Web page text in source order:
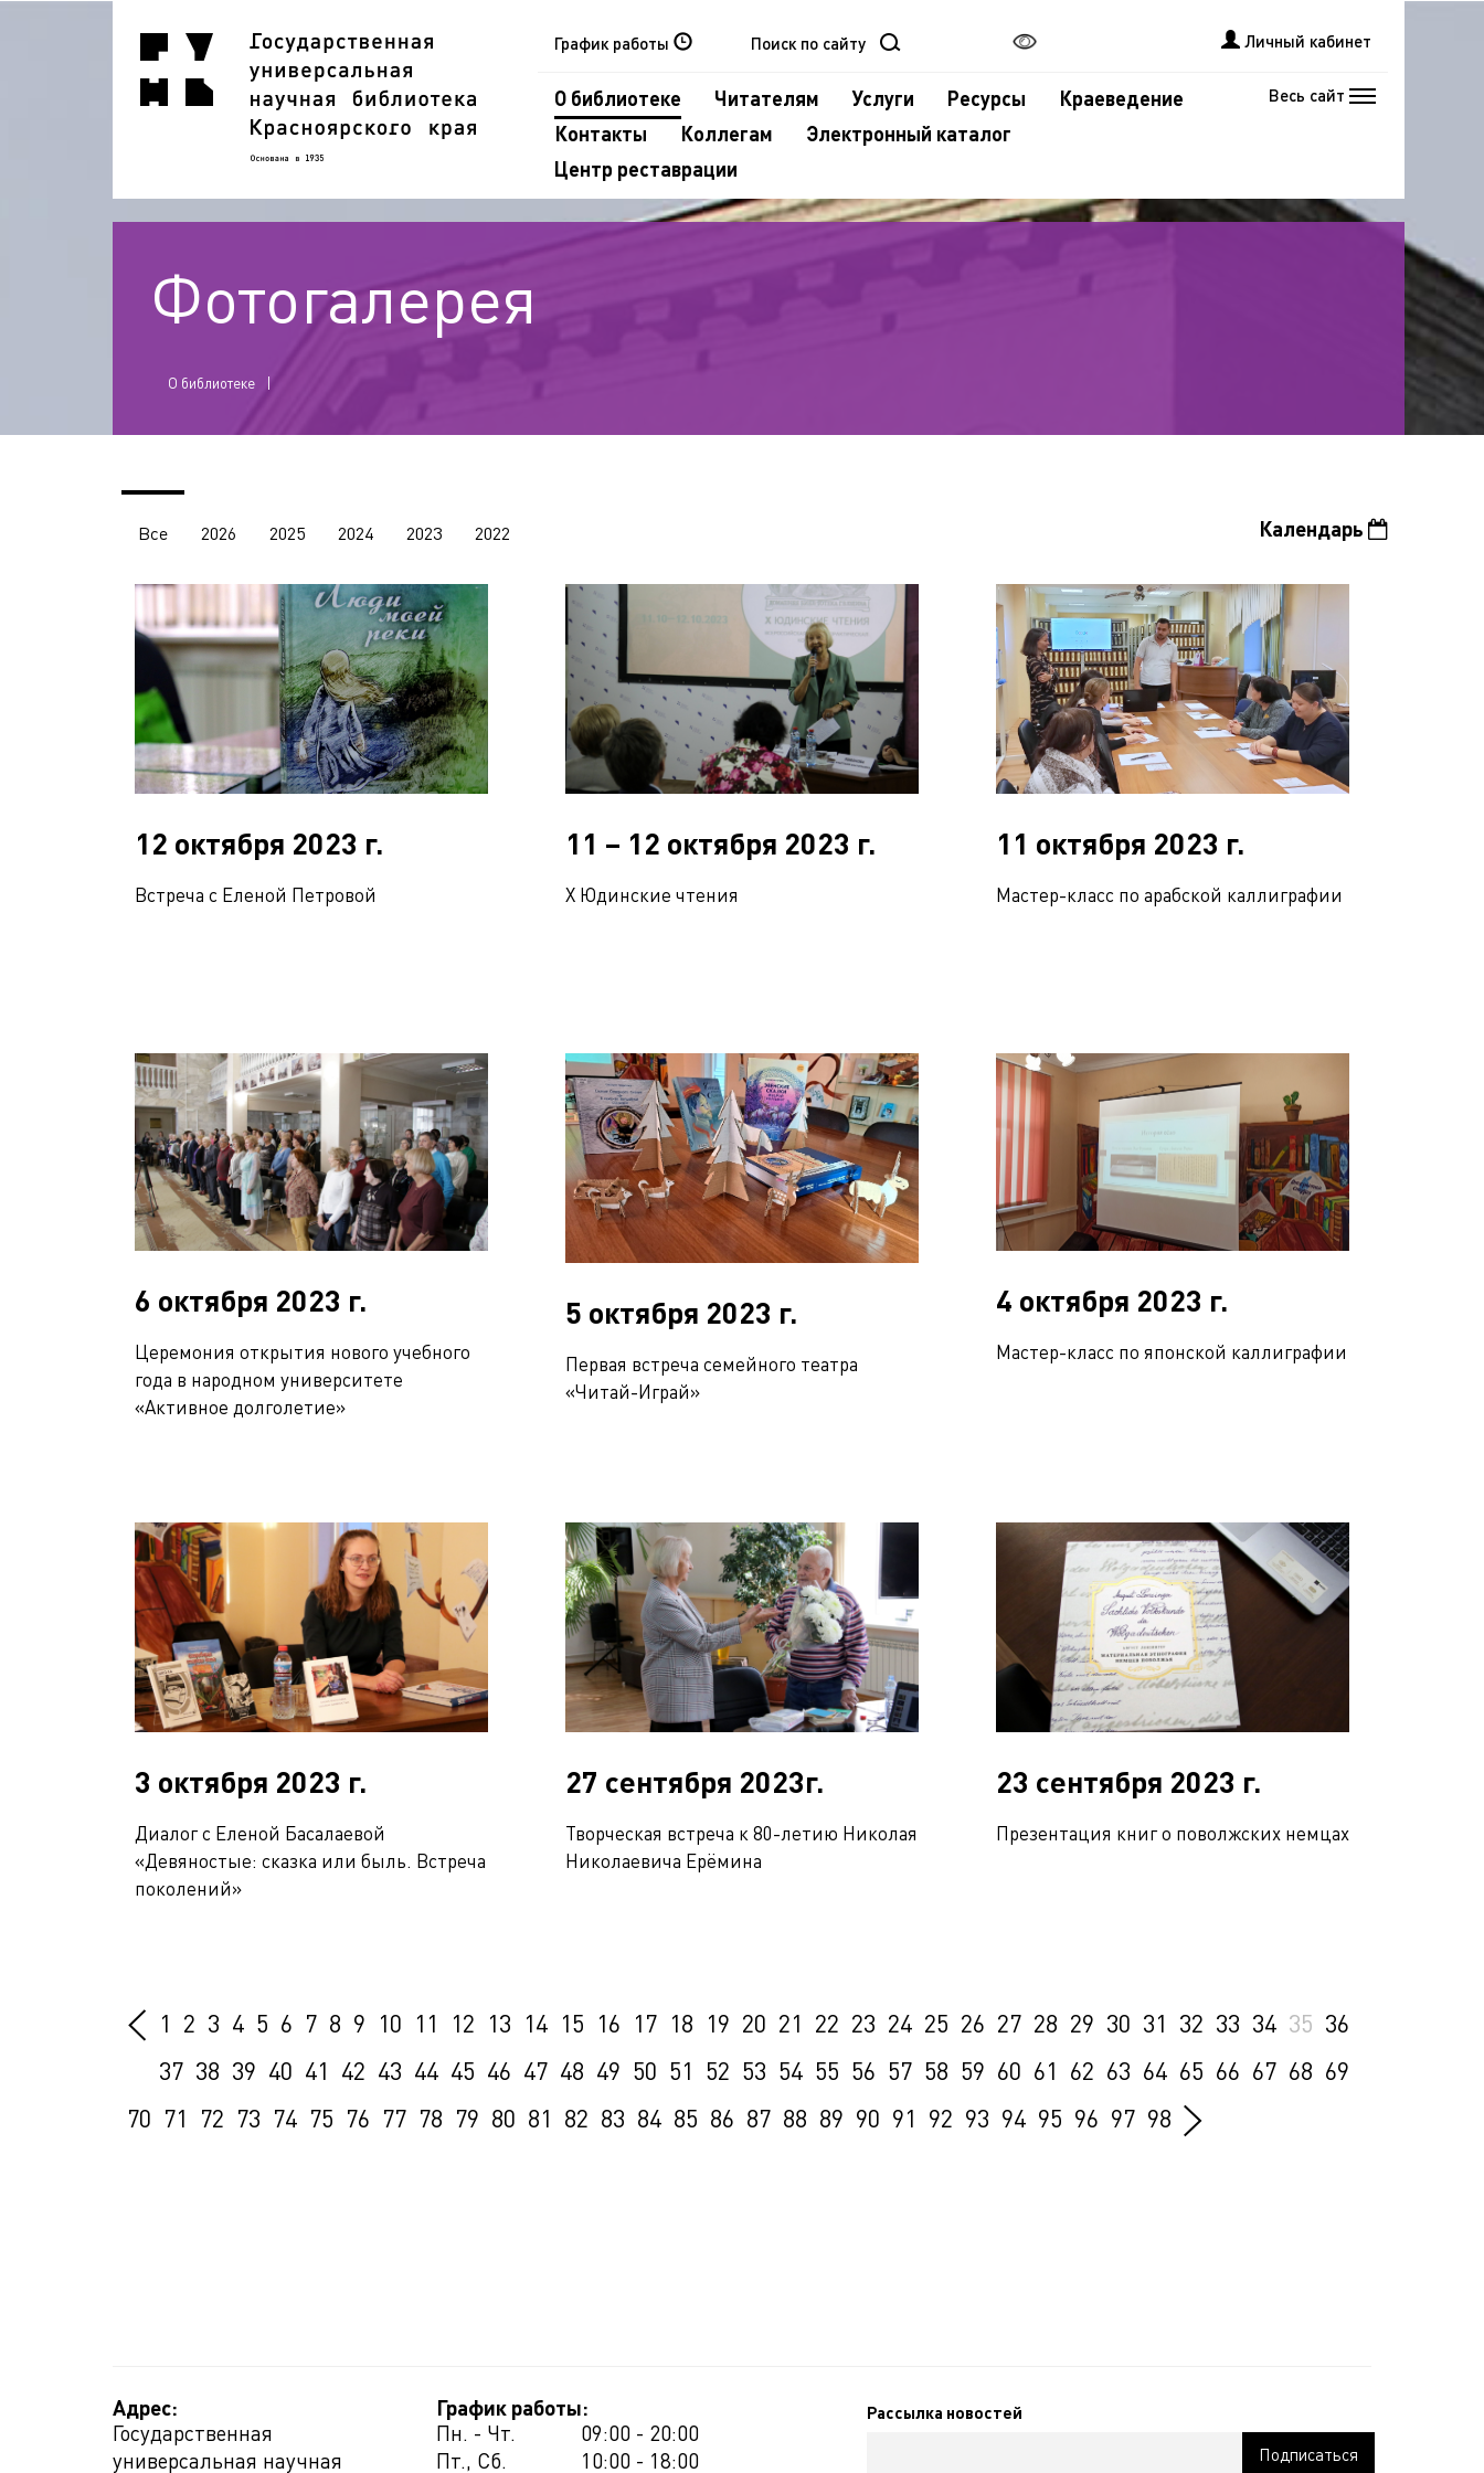
График работы Личный кабинет
О библиотеке Читателям Услуги Ресурсы
Краеведение
Контакты
Коллегам
Электронный каталог
Центр реставрации
Весь сайт
Фотогалерея
О библиотеке
Все 2026 2025 2024 2023 2022 Календарь
12 октября 2023 г.
Встреча с Еленой Петровой
11 – 12 октября 2023 г.
Х Юдинские чтения
11 октября 2023 г.
Мастер-класс по арабской каллиграфии
6 октября 2023 г.
Церемония открытия нового учебного
года в народном университете
«Активное долголетие»
5 октября 2023 г.
Первая встреча семейного театра
«Читай-Играй»
4 октября 2023 г.
Мастер-класс по японской каллиграфии
3 октября 2023 г.
Диалог с Еленой Басалаевой
«Девяностые: сказка или быль. Встреча
поколений»
27 сентября 2023г.
Творческая встреча к 80-летию Николая
Николаевича Ерёмина
23 сентября 2023 г.
Презентация книг о поволжских немцах
1 2 3 4 5 6 7 8 9 10 11 12 13 14 15 16 17 18 19 20 21 22 23 24 25 26 27 28 29 30 31 32 33 34 35 36
37 38 39 40 41 42 43 44 45 46 47 48 49 50 51 52 53 54 55 56 57 58 59 60 61 62 63 64 65 66 67 68 69
70 71 72 73 74 75 76 77 78 79 80 81 82 83 84 85 86 87 88 89 90 91 92 93 94 95 96 97 98
Адрес:
Государственная
универсальная научная
График работы:
Пн. - Чт.
09:00 - 20:00
Пт., Сб.
10:00 - 18:00
Рассылка новостей